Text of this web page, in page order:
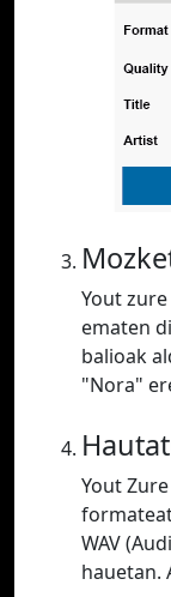
Yout
ematen
balioak
"Nora"
Yout
WAV
hauetan.